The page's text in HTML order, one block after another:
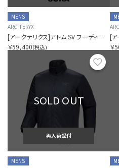
MENS
ARC'TERYX
[アークテリクス]アトム SV フーディ メンズ
￥59,400(税込)
￥
お気
SOLD OUT
再入荷受付
MENS